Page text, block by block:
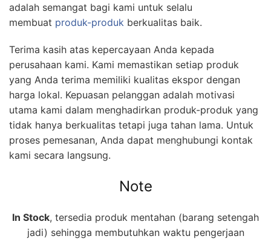
adalah semangat bagi kami untuk selalu
membuat produk-produk berkualitas baik.
Terima kasih atas kepercayaan Anda kepada
perusahaan kami. Kami memastikan setiap produk
yang Anda terima memiliki kualitas ekspor dengan
harga lokal. Kepuasan pelanggan adalah motivasi
utama kami dalam menghadirkan produk-produk yang
tidak hanya berkualitas tetapi juga tahan lama. Untuk
proses pemesanan, Anda dapat menghubungi kontak
kami secara langsung.
Note
In Stock, tersedia produk mentahan (barang setengah
jadi) sehingga membutuhkan waktu pengerjaan